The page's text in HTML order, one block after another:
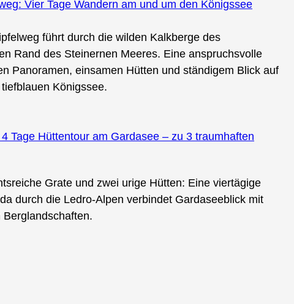
Vier Tage Wandern am und um den Königssee
führt durch die wilden Kalkberge des
Rand des Steinernen Meeres. Eine anspruchsvolle
Panoramen, einsamen Hütten und ständigem Blick auf
Königssee.
Tage Hüttentour am Gardasee – zu 3 traumhaften
Grate und zwei urige Hütten: Eine viertägige
durch die Ledro-Alpen verbindet Gardaseeblick mit